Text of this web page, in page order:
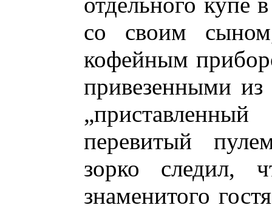
со своим
кофейным
привезенными
перевитый
зорко следил,
знаменитого